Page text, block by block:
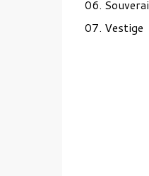
06.
07. Vestige